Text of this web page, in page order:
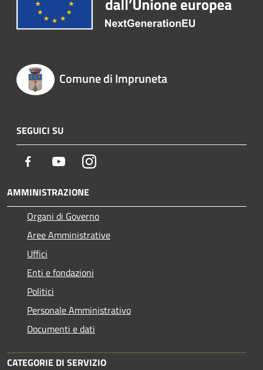
Comune di Impruneta
SEGUICI SU
Facebook YoutubeInstagram
AMMINISTRAZIONE
Organi di Governo
Aree Amministrative
Uffici
Enti e fondazioni
Politici
Personale Amministrativo
Documenti e dati
CATEGORIE DI SERVIZIO